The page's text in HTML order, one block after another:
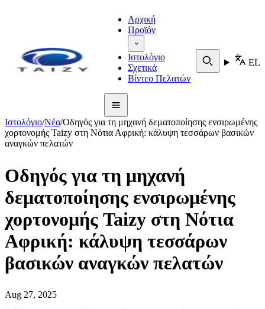
Αρχική
Προϊόν
Ιστολόγιο
Σχετικά
Βίντεο Πελατών
EL
Ιστολόγιο/Νέα/Οδηγός για τη μηχανή δεματοποίησης ενσιρωμένης
χορτονομής Taizy στη Νότια Αφρική: κάλυψη τεσσάρων βασικών
αναγκών πελατών
Οδηγός για τη μηχανή
δεματοποίησης ενσιρωμένης
χορτονομής Taizy στη Νότια
Αφρική: κάλυψη τεσσάρων
βασικών αναγκών πελατών
Aug 27, 2025